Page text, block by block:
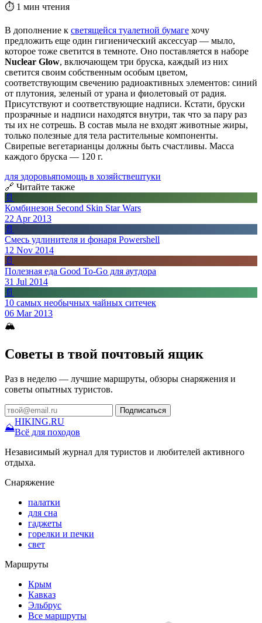
⏱ 1 мин чтения
В дополнение к светящейся туалетной бумаге хочу
предложить еще один гигиенический аксессуар — мыло,
которое тоже светится в темноте. Оно поставляется в наборе
Nuclear Glow, включающем три бруска, каждый из них
светится своим собственным особым цветом,
соответствующим свечению радиоактивных элементов: синий
от плутония, зеленый от урана и фиолетовый от радия.
Присутствуют и соответствующие надписи. Кстати, бруски
прозрачные и надписи находятся внутри, так что за пару раз
ты их не сотрешь. В состав мыла не входят животные жиры,
только полезные для тела растительные компоненты.
Свирепые вегетарианцы должны быть счастливы. Масса
каждого бруска — 120 г.
для здоровьяпомощь в хозяйствештуки
🔗 Читайте также
📄
Комбинезон Second Skin Star Wars
22 Apr 2013
📄
Смесь удлинителя и фонаря Powershell
12 Nov 2014
📄
Полезная еда Good To-Go для аутдора
31 Jul 2014
📄
10 самых необычных чайных ситечек
06 Mar 2013
🏔
Советы в твой почтовый ящик
Раз в неделю — лучшие маршруты, обзоры снаряжения и
советы опытных туристов.
Подписаться
⛰
HIKING.RU
Всё для походов
Независимый журнал для туристов и любителей активного
отдыха.
Снаряжение
палатки
для сна
гаджеты
горелки и печки
свет
Маршруты
Крым
Кавказ
Эльбрус
Все маршруты